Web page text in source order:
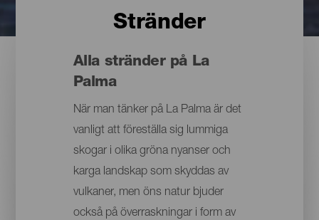
Stränder
Alla stränder på La
Palma
När man tänker på La Palma är det
vanligt att föreställa sig lummiga
skogar i olika gröna nyanser och
karga landskap som skyddas av
vulkaner, men öns natur bjuder
också på överraskningar i form av